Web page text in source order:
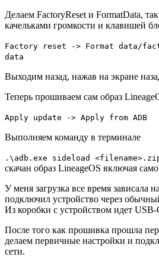
Делаем FactoryReset и FormatData,
качельками громкости и клавишей
Factory reset -> Format data/
data
Выходим назад, нажав на экране
Теперь прошиваем сам образ
Apply update -> Apply from ADB
Выполняем команду в терминале
.\adb.exe sideload
скачан образ LineageOS включая
У меня загрузка все время зависала
подключил устройство через
Из коробки с устройством идет
После того как прошивка прошла
делаем первичные настройки и
сети.